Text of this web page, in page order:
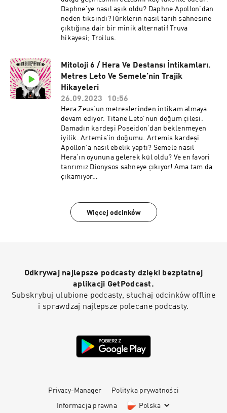
Daphne’ye nasıl aşık oldu? Daphne Apollon’dan
neden tiksindi?Türklerin nasıl tarih sahnesine
çıktığına dair bir minik alternatif Truva
hikayesi; Troilus.
Mitoloji 6 / Hera Ve Destansı İntikamları.
Metres Leto Ve Semele’nin Trajik
Hikayeleri
26.09.2023
10:56
Hera Zeus’un metreslerinden intikam almaya
devam ediyor. Titane Leto’nun doğum çilesi.
Damadın kardeşi Poseidon’dan beklenmeyen
iyilik. Artemis’in doğumu. Artemis kardeşi
Apollon’a nasıl ebelik yaptı? Semele nasıl
Hera’ın oyununa gelerek kül oldu? Ve en favori
tanrımız Dionysos sahneye çıkıyor! Ama tam da
çıkamıyor…
Więcej odcinków
Odkrywaj najlepsze podcasty dzięki bezpłatnej
aplikacji GetPodcast.
Subskrybuj ulubione podcasty, słuchaj odcinków offline
i sprawdzaj najlepsze polecane podcasty.
Privacy-Manager Polityka prywatności
Informacja prawna Polska